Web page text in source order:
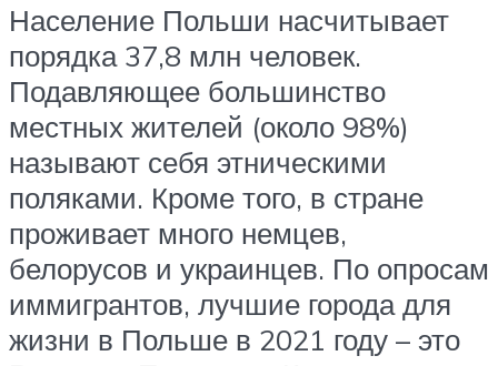
Население Польши насчитывает
порядка 37,8 млн человек.
Подавляющее большинство
местных жителей (около 98%)
называют себя этническими
поляками. Кроме того, в стране
проживает много немцев,
белорусов и украинцев. По опросам
иммигрантов, лучшие города для
жизни в Польше в 2021 году – это